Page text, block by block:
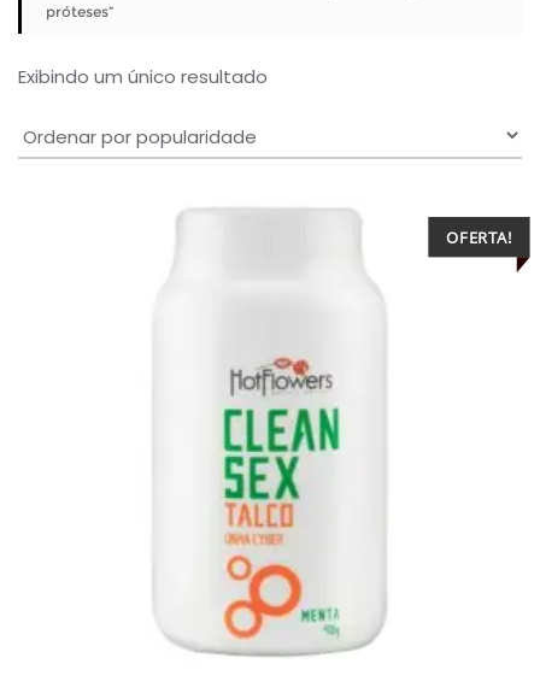
próteses”
Exibindo um único resultado
OFERTA!